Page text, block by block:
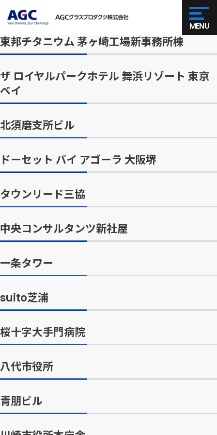
MENU
東邦チタニウム 茅ヶ崎工場新事務所棟
ザ ロイヤルパークホテル 舞浜リゾート 東京
ベイ
北須磨支所ビル
ドーセット バイ アゴーラ 大阪堺
タウンリード三協
中央コンサルタンツ新社屋
一条タワー
suito芝浦
桜十字大手門病院
八代市役所
青朋ビル